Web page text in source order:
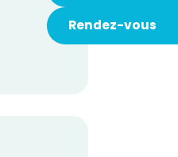
Rendez-vous